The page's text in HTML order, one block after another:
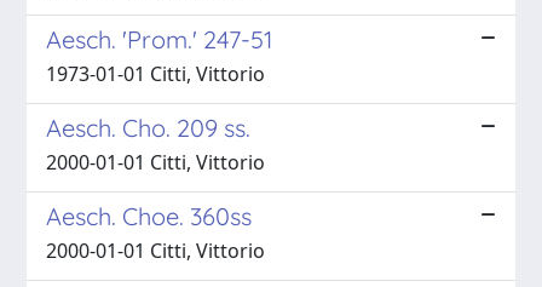
Aesch. 'Prom.' 247-51
1973-01-01 Citti, Vittorio
Aesch. Cho. 209 ss.
2000-01-01 Citti, Vittorio
Aesch. Choe. 360ss
2000-01-01 Citti, Vittorio